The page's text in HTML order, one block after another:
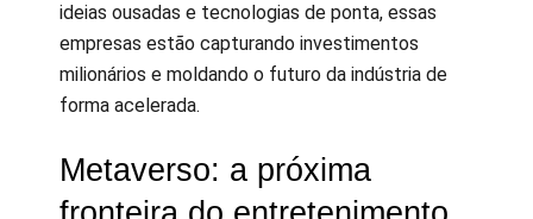
ideias ousadas e tecnologias de ponta, essas
empresas estão capturando investimentos
milionários e moldando o futuro da indústria de
forma acelerada.
Metaverso: a próxima